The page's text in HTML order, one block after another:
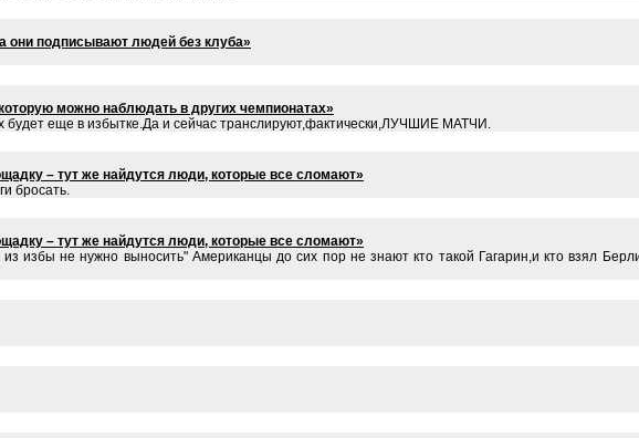
они подписывают людей без клуба»
можно наблюдать в других чемпионатах»
будет еще в избытке.Да и сейчас транслируют,фактически,ЛУЧШИЕ МАТЧИ.
– тут же найдутся люди, которые все сломают»
бросать.
– тут же найдутся люди, которые все сломают»
избы не нужно выносить" Американцы до сих пор не знают кто такой Гагарин,и кто взял